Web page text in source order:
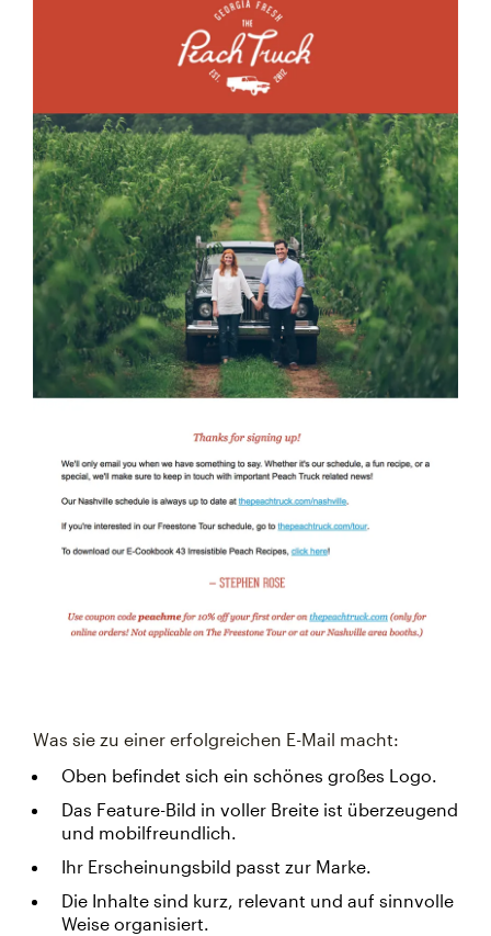
Was sie zu einer erfolgreichen E-Mail macht:
Oben befindet sich ein schönes großes Logo.
Das Feature-Bild in voller Breite ist überzeugend
und mobilfreundlich.
Ihr Erscheinungsbild passt zur Marke.
Die Inhalte sind kurz, relevant und auf sinnvolle
Weise organisiert.